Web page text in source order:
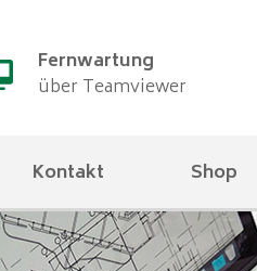
Kontakt Shop
Fernwartung
über Teamviewer